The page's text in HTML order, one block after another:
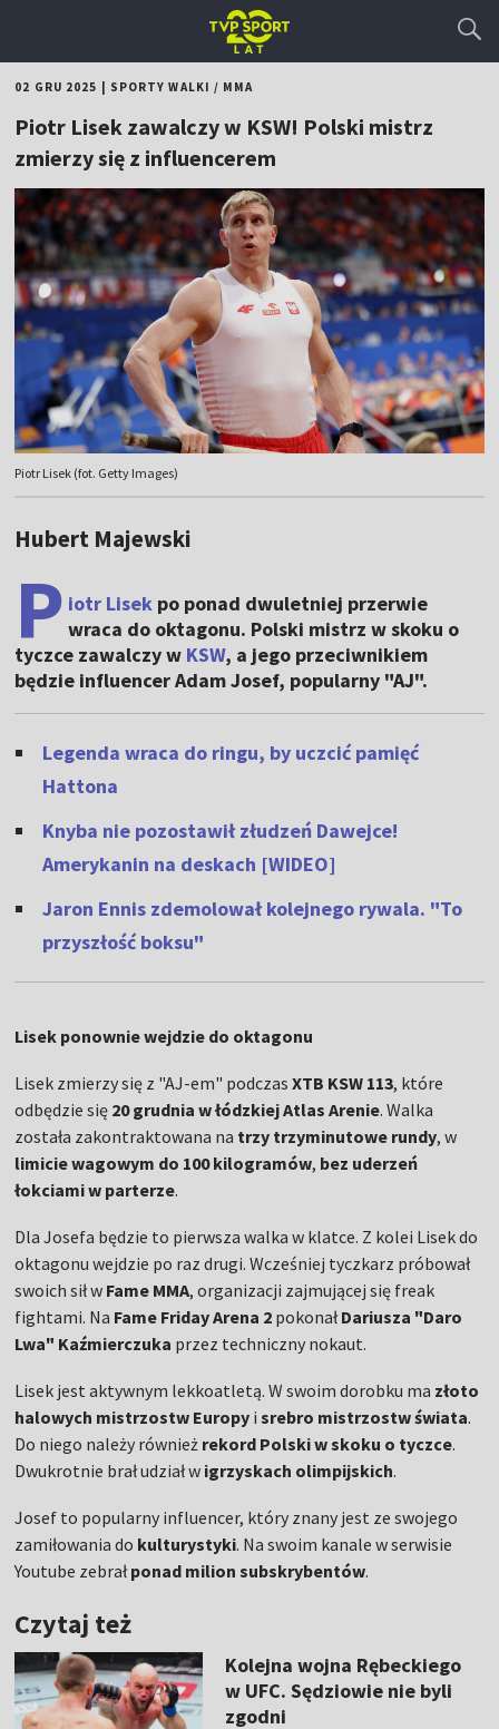
02 GRU 2025 SPORTY WALKI / MMA
Piotr Lisek zawalczy w KSW! Polski mistrz
zmierzy się z influencerem
Piotr Lisek (fot. Getty Images)
Hubert Majewski
P iotr Lisek po ponad dwuletniej przerwie
wraca do oktagonu. Polski mistrz w skoku o
tyczce zawalczy w KSW, a jego przeciwnikiem
będzie influencer Adam Josef, popularny "AJ".
Legenda wraca do ringu, by uczcić pamięć
Hattona
Knyba nie pozostawił złudzeń Dawejce!
Amerykanin na deskach [WIDEO]
Jaron Ennis zdemolował kolejnego rywala. "To
przyszłość boksu"
Lisek ponownie wejdzie do oktagonu
Lisek zmierzy się z "AJ-em" podczasXTB KSW 113, które
odbędzie się 20 grudnia w łódzkiej Atlas Arenie. Walka
została zakontraktowana na trzy trzyminutowe rundy, w
limicie wagowym do 100 kilogramów, bez uderzeń
łokciami w parterze.
Dla Josefa będzie to pierwsza walka w klatce. Z kolei Lisek do
oktagonu wejdzie po raz drugi. Wcześniej tyczkarz próbował
swoich sił w Fame MMA, organizacji zajmującej się freak
fightami. Na Fame Friday Arena 2 pokonałDariusza "Daro
Lwa" Kaźmierczuka przez techniczny nokaut.
Lisek jest aktywnym lekkoatletą. W swoim dorobku ma złoto
halowych mistrzostw Europy isrebro mistrzostw świata.
Do niego należy również rekord Polski w skoku o tyczce.
Dwukrotnie brał udział w igrzyskach olimpijskich.
Josef to popularny influencer, który znany jest ze swojego
zamiłowania do kulturystyki. Na swoim kanale w serwisie
Youtube zebrałponad milion subskrybentów.
Czytaj też
Kolejna wojna Rębeckiego
w UFC. Sędziowie nie byli
zgodni